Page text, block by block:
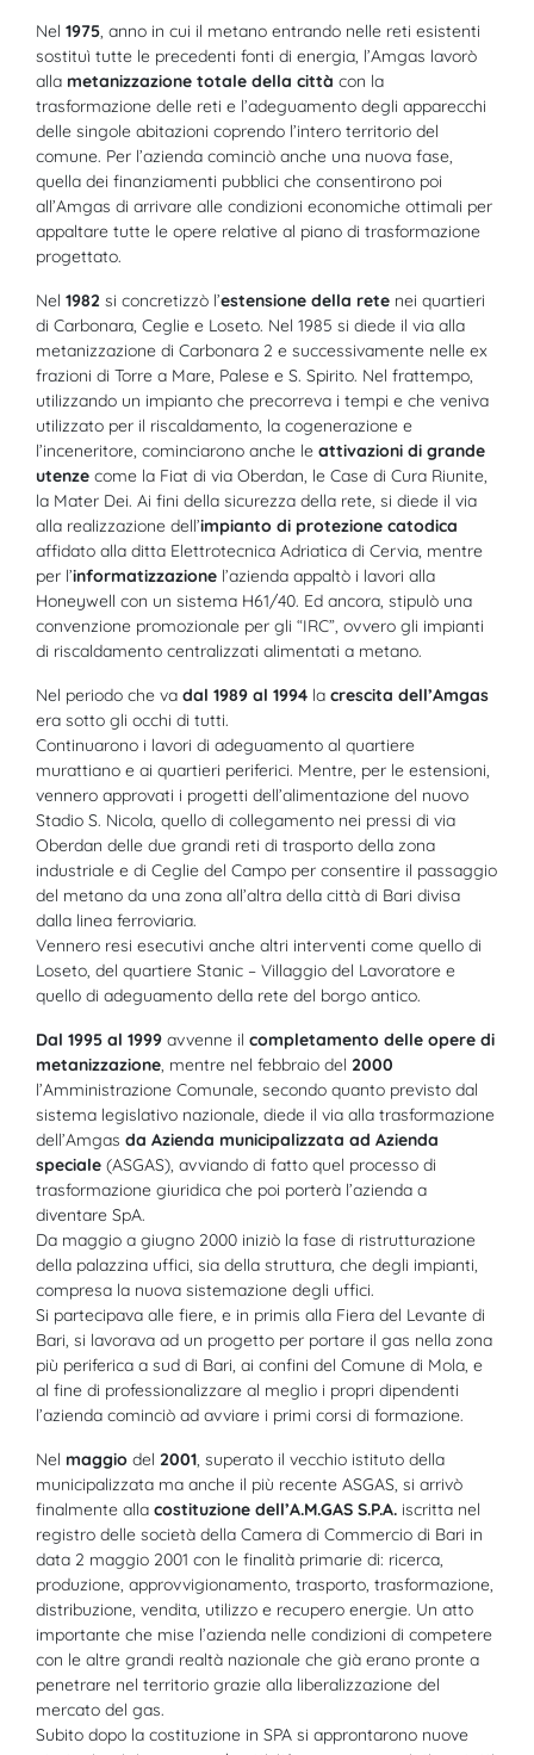
Nel 1975, anno in cui il metano entrando nelle reti esistenti
sostituì tutte le precedenti fonti di energia, l’Amgas lavorò
alla metanizzazione totale della città con la
trasformazione delle reti e l’adeguamento degli apparecchi
delle singole abitazioni coprendo l’intero territorio del
comune. Per l’azienda cominciò anche una nuova fase,
quella dei finanziamenti pubblici che consentirono poi
all’Amgas di arrivare alle condizioni economiche ottimali per
appaltare tutte le opere relative al piano di trasformazione
progettato.
Nel 1982 si concretizzò l’estensione della rete nei quartieri
di Carbonara, Ceglie e Loseto. Nel 1985 si diede il via alla
metanizzazione di Carbonara 2 e successivamente nelle ex
frazioni di Torre a Mare, Palese e S. Spirito. Nel frattempo,
utilizzando un impianto che precorreva i tempi e che veniva
utilizzato per il riscaldamento, la cogenerazione e
l’inceneritore, cominciarono anche le attivazioni di grande
utenze come la Fiat di via Oberdan, le Case di Cura Riunite,
la Mater Dei. Ai fini della sicurezza della rete, si diede il via
alla realizzazione dell’impianto di protezione catodica
affidato alla ditta Elettrotecnica Adriatica di Cervia, mentre
per l’informatizzazione l’azienda appaltò i lavori alla
Honeywell con un sistema H61/40. Ed ancora, stipulò una
convenzione promozionale per gli “IRC”, ovvero gli impianti
di riscaldamento centralizzati alimentati a metano.
Nel periodo che va dal 1989 al 1994 la crescita dell’Amgas
era sotto gli occhi di tutti.
Continuarono i lavori di adeguamento al quartiere
murattiano e ai quartieri periferici. Mentre, per le estensioni,
vennero approvati i progetti dell’alimentazione del nuovo
Stadio S. Nicola, quello di collegamento nei pressi di via
Oberdan delle due grandi reti di trasporto della zona
industriale e di Ceglie del Campo per consentire il passaggio
del metano da una zona all’altra della città di Bari divisa
dalla linea ferroviaria.
Vennero resi esecutivi anche altri interventi come quello di
Loseto, del quartiere Stanic – Villaggio del Lavoratore e
quello di adeguamento della rete del borgo antico.
Dal 1995 al 1999 avvenne il completamento delle opere di
metanizzazione, mentre nel febbraio del 2000
l’Amministrazione Comunale, secondo quanto previsto dal
sistema legislativo nazionale, diede il via alla trasformazione
dell’Amgas da Azienda municipalizzata ad Azienda
speciale (ASGAS), avviando di fatto quel processo di
trasformazione giuridica che poi porterà l’azienda a
diventare SpA.
Da maggio a giugno 2000 iniziò la fase di ristrutturazione
della palazzina uffici, sia della struttura, che degli impianti,
compresa la nuova sistemazione degli uffici.
Si partecipava alle fiere, e in primis alla Fiera del Levante di
Bari, si lavorava ad un progetto per portare il gas nella zona
più periferica a sud di Bari, ai confini del Comune di Mola, e
al fine di professionalizzare al meglio i propri dipendenti
l’azienda cominciò ad avviare i primi corsi di formazione.
Nel maggio del 2001, superato il vecchio istituto della
municipalizzata ma anche il più recente ASGAS, si arrivò
finalmente alla costituzione dell’A.M.GAS S.P.A. iscritta nel
registro delle società della Camera di Commercio di Bari in
data 2 maggio 2001 con le finalità primarie di: ricerca,
produzione, approvvigionamento, trasporto, trasformazione,
distribuzione, vendita, utilizzo e recupero energie. Un atto
importante che mise l’azienda nelle condizioni di competere
con le altre grandi realtà nazionale che già erano pronte a
penetrare nel territorio grazie alla liberalizzazione del
mercato del gas.
Subito dopo la costituzione in SPA si approntarono nuove